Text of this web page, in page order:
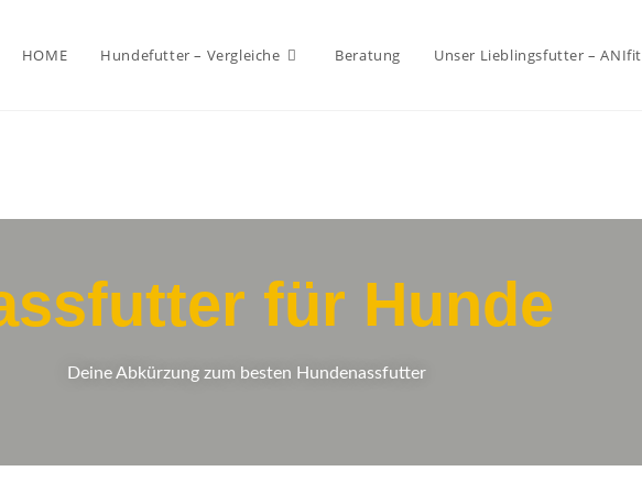
HOME Hundefutter – Vergleiche Beratung Unser Lieblingsfutter – ANIfit
für Hunde
Deine Abkürzung zum besten Hundenassfutter